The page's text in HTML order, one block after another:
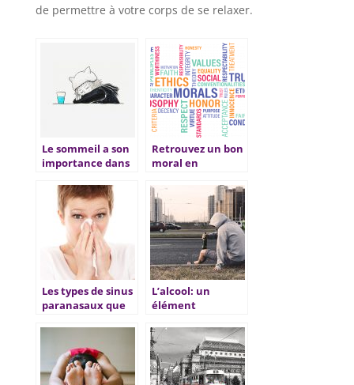
de permettre à votre corps de se relaxer.
Le sommeil a son
importance dans
Retrouvez un bon
moral en
Les types de sinus
paranasaux que
L’alcool: un
élément
l’organisme